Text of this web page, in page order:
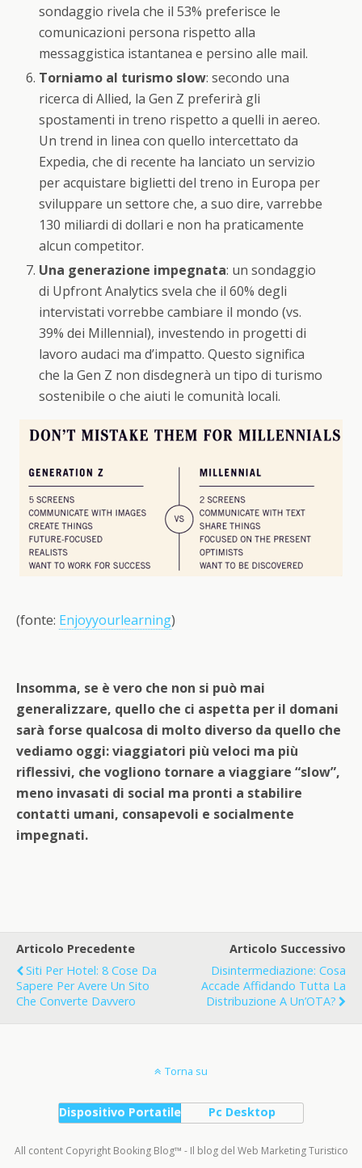
sondaggio rivela che il 53% preferisce le
comunicazioni persona rispetto alla
messaggistica istantanea e persino alle mail.
Torniamo al turismo slow: secondo una
ricerca di Allied, la Gen Z preferirà gli
spostamenti in treno rispetto a quelli in aereo.
Un trend in linea con quello intercettato da
Expedia, che di recente ha lanciato un servizio
per acquistare biglietti del treno in Europa per
sviluppare un settore che, a suo dire, varrebbe
130 miliardi di dollari e non ha praticamente
alcun competitor.
Una generazione impegnata: un sondaggio
di Upfront Analytics svela che il 60% degli
intervistati vorrebbe cambiare il mondo (vs.
39% dei Millennial), investendo in progetti di
lavoro audaci ma d’impatto. Questo significa
che la Gen Z non disdegnerà un tipo di turismo
sostenibile o che aiuti le comunità locali.
(fonte: Enjoyyourlearning)
Insomma, se è vero che non si può mai
generalizzare, quello che ci aspetta per il domani
sarà forse qualcosa di molto diverso da quello che
vediamo oggi: viaggiatori più veloci ma più
riflessivi, che vogliono tornare a viaggiare “slow”,
meno invasati di social ma pronti a stabilire
contatti umani, consapevoli e socialmente
impegnati.
Articolo Precedente
Siti Per Hotel: 8 Cose Da
Sapere Per Avere Un Sito
Che Converte Davvero
Articolo Successivo
Disintermediazione: Cosa
Accade Affidando Tutta La
Distribuzione A Un’OTA?
Torna su
Dispositivo Portatile Pc Desktop
All content Copyright Booking Blog™ - Il blog del Web Marketing Turistico